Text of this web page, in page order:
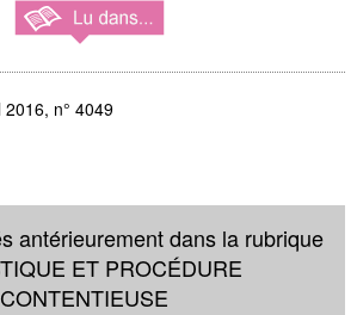
n° 4049
antérieurement dans la rubrique
ET PROCÉDURE
CONTENTIEUSE